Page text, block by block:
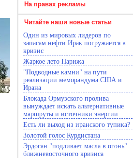
На правах рекламы
Читайте наши новые статьи
Один из мировых лидеров по
запасам нефти Ирак погружается в
кризис
Жаркое лето Парижа
"Подводные камни" на пути
реализации меморандума США и
Ирана
Блокада Ормузского пролива
вынуждает искать альтернативные
маршруты и источники энергии
Есть ли выход из иранского тупика?
Золотой голос Курдистана
Эрдоган "подливает масла в огонь"
ближневосточного кризиса